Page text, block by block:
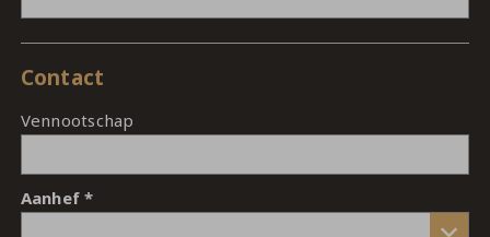
Contact
Vennootschap
Aanhef